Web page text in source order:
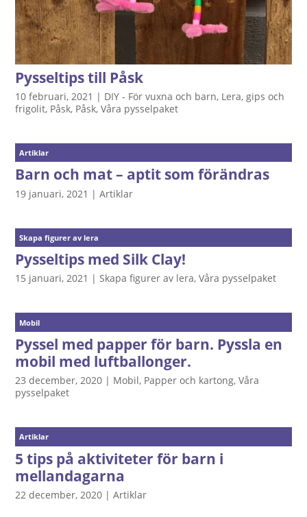
Pysseltips till Påsk
10 februari, 2021 | DIY - För vuxna och barn, Lera, gips och
frigolit, Påsk, Påsk,Våra pysselpaket
Artiklar
Barn och mat – aptit som förändras
19 januari, 2021 |Artiklar
Skapa figurer av lera
Pysseltips med Silk Clay!
15 januari, 2021 |Skapa figurer av lera,Våra pysselpaket
Mobil
Pyssel med papper för barn. Pyssla en
mobil med luftballonger.
23 december, 2020 | Mobil, Papper och kartong,Våra
pysselpaket
Artiklar
5 tips på aktiviteter för barn i
mellandagarna
22 december, 2020 |Artiklar